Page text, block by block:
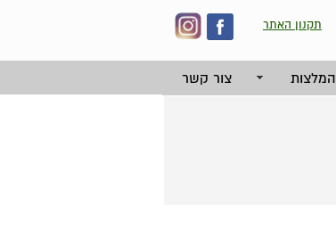
תקנון האתר
המלצות צור קשר